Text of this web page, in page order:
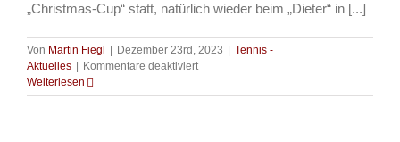
„Christmas-Cup“ statt, natürlich wieder beim „Dieter“ in [...]
Von Martin Fiegl Dezember 23rd, 2023
Tennis -
Aktuelles
Kommentare deaktiviertfür
–
Weiterlesen